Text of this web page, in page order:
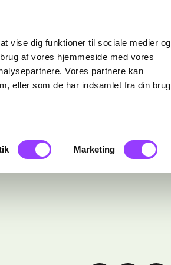
vise dig funktioner til sociale medier og
af vores hjemmeside med vores
Vores partnere kan
eller som de har indsamlet fra din brug
Marketing